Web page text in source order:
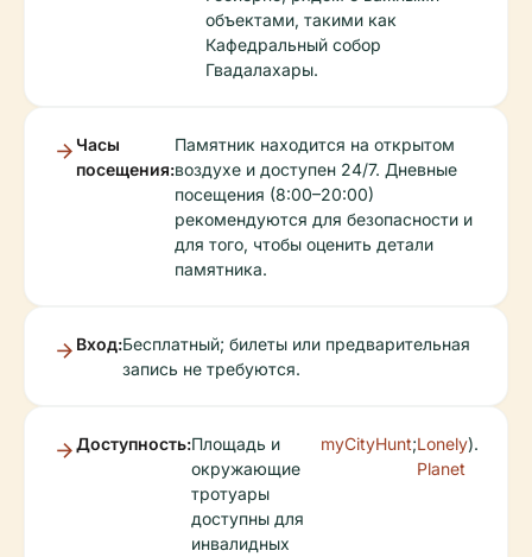
объектами, такими как
Кафедральный собор
Гвадалахары.
Часы
посещения:
Памятник находится на открытом
воздухе и доступен 24/7. Дневные
посещения (8:00–20:00)
рекомендуются для безопасности и
для того, чтобы оценить детали
памятника.
Вход:Бесплатный; билеты или предварительная
запись не требуются.
Доступность:Площадь и
окружающие
тротуары
доступны для
инвалидных
myCityHunt;Lonely
Planet
).